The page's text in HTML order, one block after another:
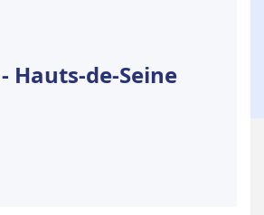
Hauts-de-Seine